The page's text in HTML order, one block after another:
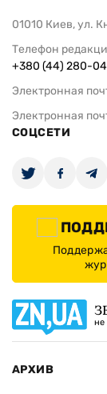
01010 Киев, ул.
Телефон
+380 (44) 280-
Электронная
Электронная
СОЦСЕТИ
не
АРХИВ